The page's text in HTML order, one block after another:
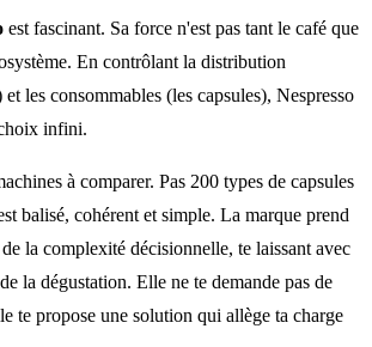
est fascinant. Sa force n'est pas tant le café que
En contrôlant la distribution
les consommables (les capsules), Nespresso
infini.
à comparer. Pas 200 types de capsules
balisé, cohérent et simple. La marque prend
la complexité décisionnelle, te laissant avec
la dégustation. Elle ne te demande pas de
te propose une solution qui allège ta charge